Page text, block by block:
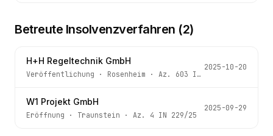
Betreute Insolvenzverfahren (2)
H+H Regeltechnik GmbH
Veröffentlichung · Rosenheim · Az. 603 IN 253/19
2025-10-20
W1 Projekt GmbH
Eröffnung · Traunstein · Az. 4 IN 229/25
2025-09-29